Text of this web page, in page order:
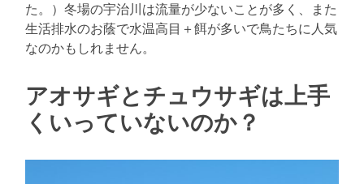
た。）冬場の宇治川は流量が少ないことが多く、また
生活排水のお蔭で水温高目＋餌が多いで鳥たちに人気
なのかもしれません。
アオサギとチュウサギは上手
くいっていないのか？